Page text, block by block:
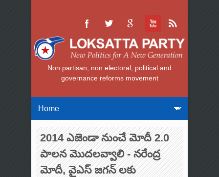
Non partisan, non electoral, political and
governance reforms movement
2014 ఎజెండా నుంచే మోదీ 2.0
పాలన మొదలవ్వాలి - నరేంద్ర
మోదీ, వైఎస్ జగన్ లకు